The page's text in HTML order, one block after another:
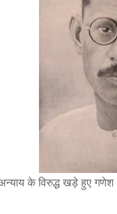
के विरुद्ध खड़े हुए गणेश